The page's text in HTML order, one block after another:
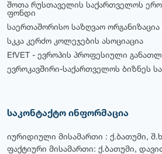
შოთა რუსთაველის საქართველოს
ფონდი
საერთაშორისო საზღვაო ორგანიზაცია
სკკა კერძო კოლეჯების ასოციაცია
EfVET - ევროპის პროფესიული
ევროკავშირი-საქართველოს ბიზნეს
საკონტაქტო ინფორმაცია
იურიდიული მისამართი : ქ.ბათუმი,
ფაქტიური მისამართი: ქ.ბათუმი,